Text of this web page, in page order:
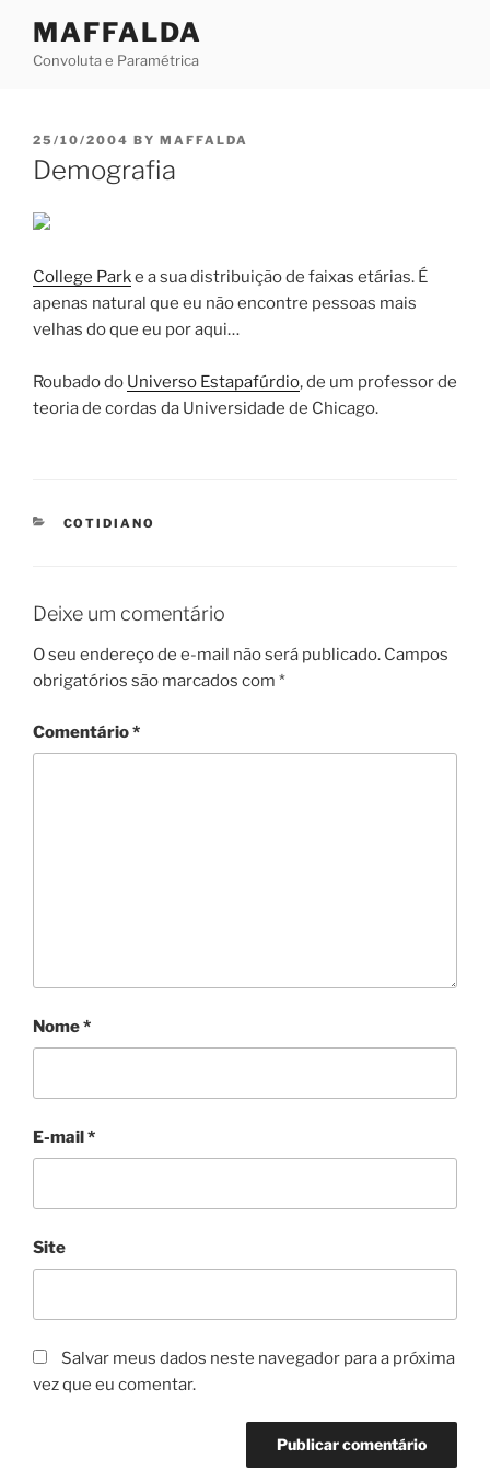
content
MAFFALDA
Convoluta e Paramétrica
POSTED
ON
25/10/2004 BY MAFFALDA
Demografia
College Parke a sua distribuição de faixas etárias. É
apenas natural que eu não encontre pessoas mais
velhas do que eu por aqui…
Roubado do Universo Estapafúrdio, de um professor de
teoria de cordas da Universidade de Chicago.
CATEGORIES
COTIDIANO
Deixe um comentário
O seu endereço de e-mail não será publicado. Campos
obrigatórios são marcados com *
Comentário*
Nome*
E-mail*
Site
Salvar meus dados neste navegador para a próxima
vez que eu comentar.